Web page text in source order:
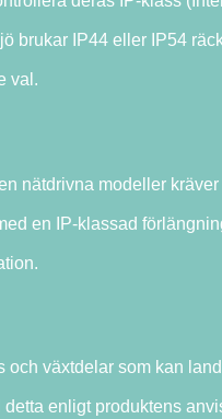
brukar IP44 eller IP54
val.
nätdrivna modeller
en IP-klassad
och växtdelar som kan
enligt produktens